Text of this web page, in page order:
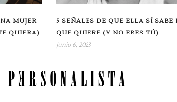
MUJER
QUIERA)
5 SEÑALES DE QUE ELLA SÍ SABE
QUE QUIERE (Y NO ERES TÚ)
junio 6, 2023